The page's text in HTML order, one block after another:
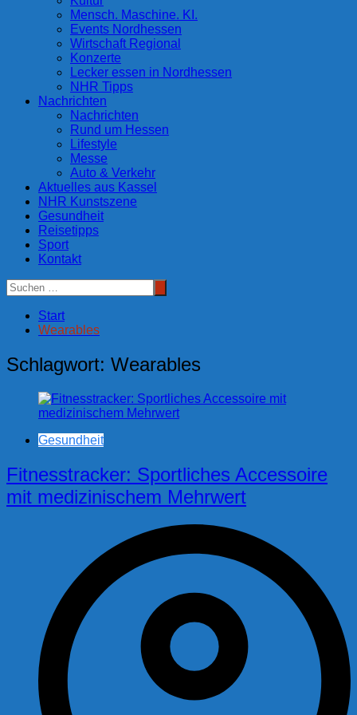
Mensch. Maschine. KI.
Events Nordhessen
Wirtschaft Regional
Konzerte
Lecker essen in Nordhessen
NHR Tipps
Nachrichten
Nachrichten
Rund um Hessen
Lifestyle
Messe
Auto & Verkehr
Aktuelles aus Kassel
NHR Kunstszene
Gesundheit
Reisetipps
Sport
Kontakt
Start
Wearables
Schlagwort: Wearables
Gesundheit
Fitnesstracker: Sportliches Accessoire
mit medizinischem Mehrwert